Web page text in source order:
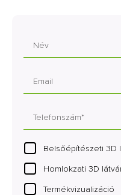
Belsőépítészeti 3D
Homlokzati 3D
Termékvizualizáció